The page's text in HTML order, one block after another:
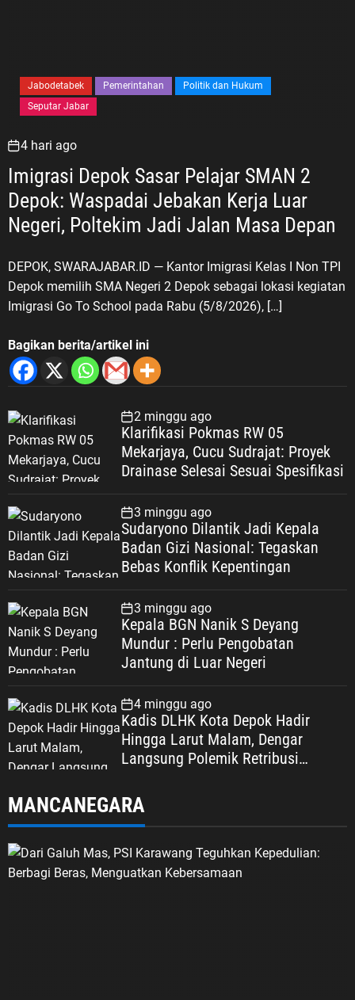
Jabodetabek Pemerintahan
Politik dan Hukum
Seputar Jabar
4 hari ago
Imigrasi Depok Sasar Pelajar SMAN 2
Depok: Waspadai Jebakan Kerja Luar
DEPOK, SWARAJABAR.ID — Kantor Imigrasi Kelas I Non TPI
Depok memilih SMA Negeri 2 Depok sebagai lokasi kegiatan
Imigrasi Go To School pada Rabu (5/8/2026), […]
Bagikan berita/artikel ini
2 minggu ago
Klarifikasi Pokmas RW 05
Mekarjaya, Cucu Sudrajat: Proyek
Drainase Selesai Sesuai Spesifikasi
3 minggu ago
Sudaryono Dilantik Jadi Kepala
Badan Gizi Nasional: Tegaskan
Bebas Konflik Kepentingan
3 minggu ago
Kepala BGN Nanik S Deyang
Mundur : Perlu Pengobatan
Jantung di Luar Negeri
4 minggu ago
Kadis DLHK Kota Depok Hadir
Hingga Larut Malam, Dengar
Langsung Polemik Retribusi
MANCANEGARA